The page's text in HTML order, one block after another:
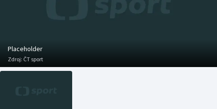
Basketbal
Biatlon
Historické návraty
Aplikace ČT sport
Placeholder
Zdroj: ČT sport